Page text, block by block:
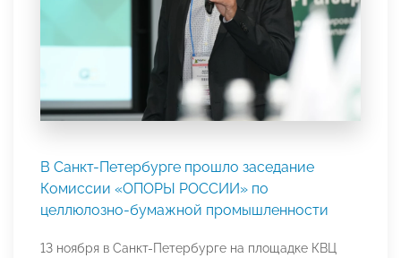
В Санкт-Петербурге прошло заседание
Комиссии «ОПОРЫ РОССИИ» по
целлюлозно-бумажной промышленности
13 ноября в Санкт-Петербурге на площадке КВЦ